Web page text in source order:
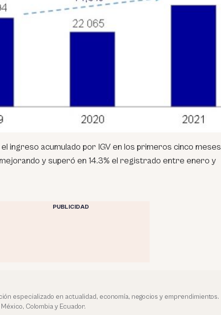
el ingreso acumulado por IGV en los primeros cinco meses
y superó en 14.3% el registrado entre enero y
PUBLICIDAD
especializado en actualidad, economía, negocios y emprendimientos.
Colombia y Ecuador.